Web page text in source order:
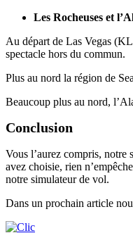
Les Rocheuses et
Au départ de Las Vegas
spectacle hors du commun.
Plus au nord la région de
Beaucoup plus au nord,
Conclusion
Vous l’aurez compris, notre
avez choisie, rien
notre simulateur de vol.
Dans un prochain article